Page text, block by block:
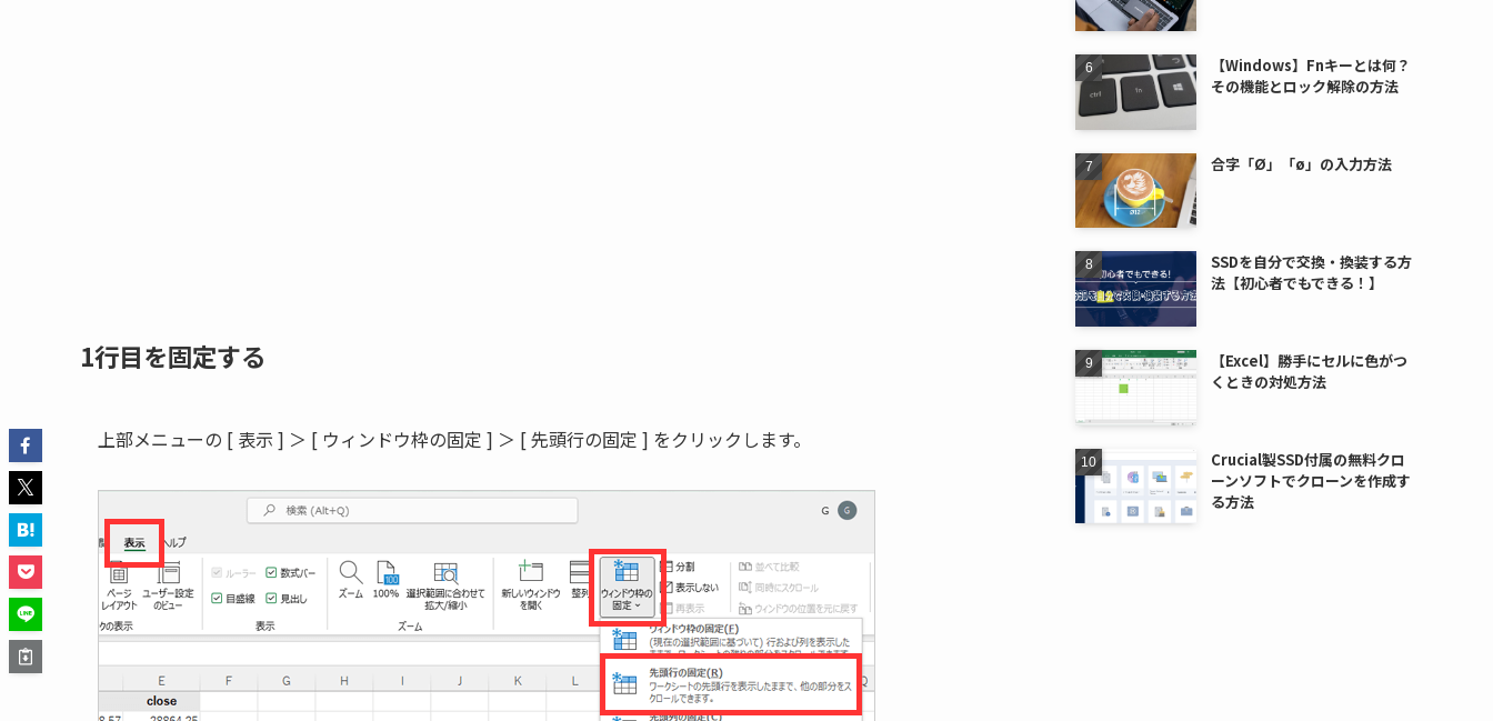
1行目を固定する
上部メニューの [ 表示 ] ＞ [ ウィンドウ枠の固定 ] ＞ [ 先頭行の固定 ] をクリックします。
【Windows】Fnキーとは何？
その機能とロック解除の方法
合字「Ø」「ø」の入力方法
SSDを自分で交換・換装する方
法【初心者でもできる！】
【Excel】勝手にセルに色がつ
くときの対処方法
Crucial製SSD付属の無料クロ
ーンソフトでクローンを作成す
る方法